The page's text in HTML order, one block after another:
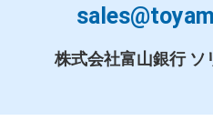
株式会社富山銀行 ソ